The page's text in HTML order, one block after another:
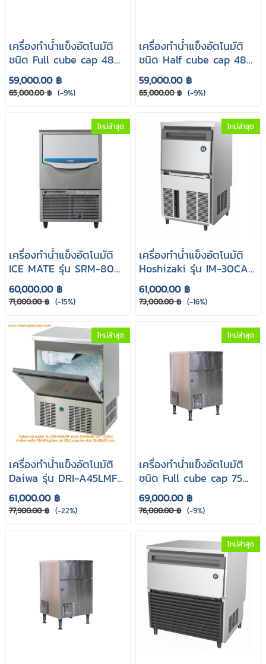
เครื่องทำน้ำแข็งอัตโนมัติ
ชนิด Full cube cap 48
kg. รุ่น CY50F
59,000.00 ฿
65,000.00 ฿ (-9%)
เครื่องทำน้ำแข็งอัตโนมัติ
ชนิด Half cube cap 48
kg. รุ่น CY50H
59,000.00 ฿
65,000.00 ฿ (-9%)
ใหม่ล่าสุด
เครื่องทำน้ำแข็งอัตโนมัติ
ICE MATE รุ่น SRM-80A
(Full Cube cap 72kg.)
60,000.00 ฿
71,000.00 ฿ (-15%)
ใหม่ล่าสุด
เครื่องทำน้ำแข็งอัตโนมัติ
Hoshizaki รุ่น IM-30CA
(Cube cap 25kg.)
61,000.00 ฿
73,000.00 ฿ (-16%)
ใหม่ล่าสุด
เครื่องทำน้ำแข็งอัตโนมัติ
Daiwa รุ่น DRI-A45LMF
(Cube cap 48 kg.)
61,000.00 ฿
77,900.00 ฿ (-22%)
ใหม่ล่าสุด
เครื่องทำน้ำแข็งอัตโนมัติ
ชนิด Full cube cap 75
kg. รุ่น CY70F
69,000.00 ฿
76,000.00 ฿ (-9%)
ใหม่ล่าสุด